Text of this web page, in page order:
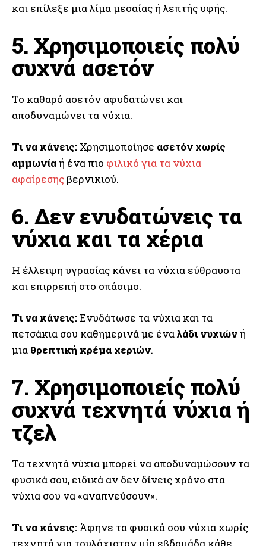
και επίλεξε μια λίμα μεσαίας ή λεπτής υφής.
5. Χρησιμοποιείς πολύ
συχνά ασετόν
Το καθαρό ασετόν αφυδατώνει και
αποδυναμώνει τα νύχια.
Τι να κάνεις: Χρησιμοποίησε ασετόν χωρίς
αμμωνίαή ένα πιο φιλικό για τα νύχια
αφαίρεσης βερνικιού.
6. Δεν ενυδατώνεις τα
νύχια και τα χέρια
Η έλλειψη υγρασίας κάνει τα νύχια εύθραυστα
και επιρρεπή στο σπάσιμο.
Τι να κάνεις:Ενυδάτωσε τα νύχια και τα
πετσάκια σου καθημερινά με έναλάδι νυχιώνή
μια θρεπτική κρέμα χεριών.
7. Χρησιμοποιείς πολύ
συχνά τεχνητά νύχια ή
τζελ
Τα τεχνητά νύχια μπορεί να αποδυναμώσουν τα
φυσικά σου, ειδικά αν δεν δίνεις χρόνο στα
νύχια σου να «αναπνεύσουν».
Τι να κάνεις: Άφηνε τα φυσικά σου νύχια χωρίς